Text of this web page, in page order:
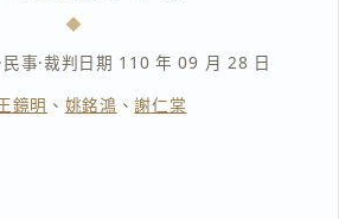
·民事·裁判日期 110 年 09 月 28 日
鏡明 、 姚銘鴻 、謝仁棠